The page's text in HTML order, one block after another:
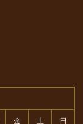
金 土 日